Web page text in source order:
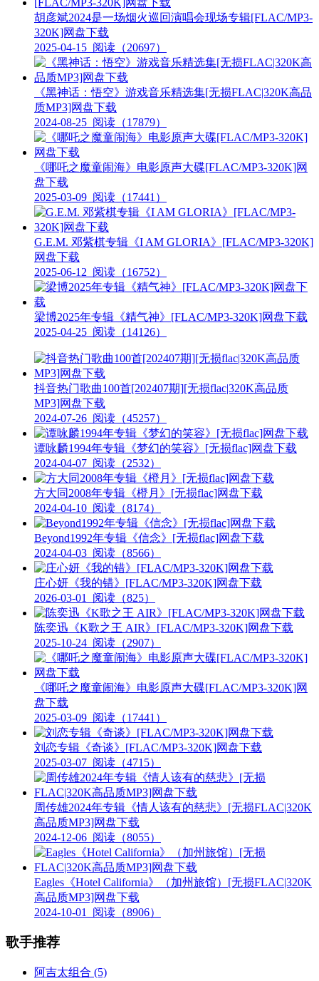
胡彦斌2024是一场烟火巡回演唱会现场专辑[FLAC/MP3-
320K]网盘下载
2025-04-15 阅读（20697）
《黑神话：悟空》游戏音乐精选集[无损FLAC|320K高品
质MP3]网盘下载
2024-08-25 阅读（17879）
《哪吒之魔童闹海》电影原声大碟[FLAC/MP3-320K]网
盘下载
2025-03-09 阅读（17441）
G.E.M. 邓紫棋专辑《I AM GLORIA》[FLAC/MP3-320K]
网盘下载
2025-06-12 阅读（16752）
梁博2025年专辑《精气神》[FLAC/MP3-320K]网盘下载
2025-04-25 阅读（14126）
抖音热门歌曲100首[202407期][无损flac|320K高品质
MP3]网盘下载
2024-07-26 阅读（45257）
谭咏麟1994年专辑《梦幻的笑容》[无损flac]网盘下载
2024-04-07 阅读（2532）
方大同2008年专辑《橙月》[无损flac]网盘下载
2024-04-10 阅读（8174）
Beyond1992年专辑《信念》[无损flac]网盘下载
2024-04-03 阅读（8566）
庄心妍《我的错》[FLAC/MP3-320K]网盘下载
2026-03-01
阅读（825）
陈奕迅《K歌之王 AIR》[FLAC/MP3-320K]网盘下载
2025-10-24 阅读（2907）
《哪吒之魔童闹海》电影原声大碟[FLAC/MP3-320K]网
盘下载
2025-03-09 阅读（17441）
刘恋专辑《奇谈》[FLAC/MP3-320K]网盘下载
2025-03-07 阅读（4715）
周传雄2024年专辑《情人该有的慈悲》[无损FLAC|320K
高品质MP3]网盘下载
2024-12-06 阅读（8055）
Eagles《Hotel California》（加州旅馆）[无损FLAC|320K
高品质MP3]网盘下载
2024-10-01
阅读（8906）
歌手推荐
阿吉太组合 (5)